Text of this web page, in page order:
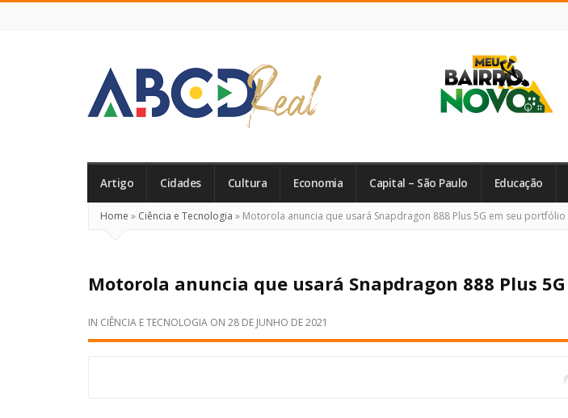
Real
Artigo Cidades Cultura Economia Capital – São Paulo Educação
Home » Ciência e Tecnologia » Motorola anuncia que usará Snapdragon 888 Plus 5G em seu portfólio
Motorola anuncia que usará Snapdragon 888 Plus
IN CIÊNCIA E TECNOLOGIA ON 28 DE JUNHO DE 2021